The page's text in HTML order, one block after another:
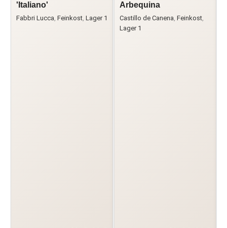
'Italiano'
Fabbri Lucca, Feinkost, Lager 1
Arbequina
Castillo de Canena, Feinkost,
Lager 1